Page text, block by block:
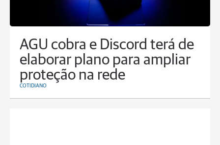
AGU cobra e Discord terá de
elaborar plano para ampliar
proteção na rede
COTIDIANO